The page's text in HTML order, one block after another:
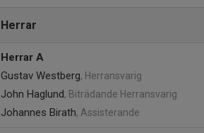
Herrar
Herrar A
Gustav Westberg, Herransvarig
John Haglund, Biträdande Herransvarig
Johannes Birath, Assisterande